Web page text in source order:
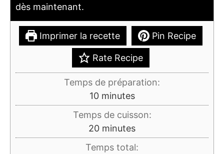
dès maintenant.
Imprimer la recette Pin Recipe
Rate Recipe
Temps de préparation:
10minutes
minutes
Temps de cuisson:
20minutes
minutes
Temps total: